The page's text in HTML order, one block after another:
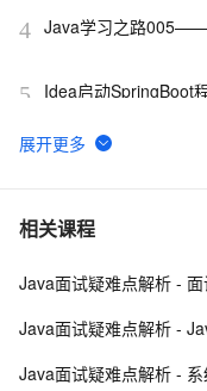
4 Java学习之路
5
Idea启动SpringBoot
与解决方案
6 IDEA上运行Flink任务
7 最好的IDEA debug长
8 Mac中IntelliJ IDEA每
returned invalid
相关课程
Java面试疑难点解析 -
Java面试疑难点解析 -
Java面试疑难点解析 -